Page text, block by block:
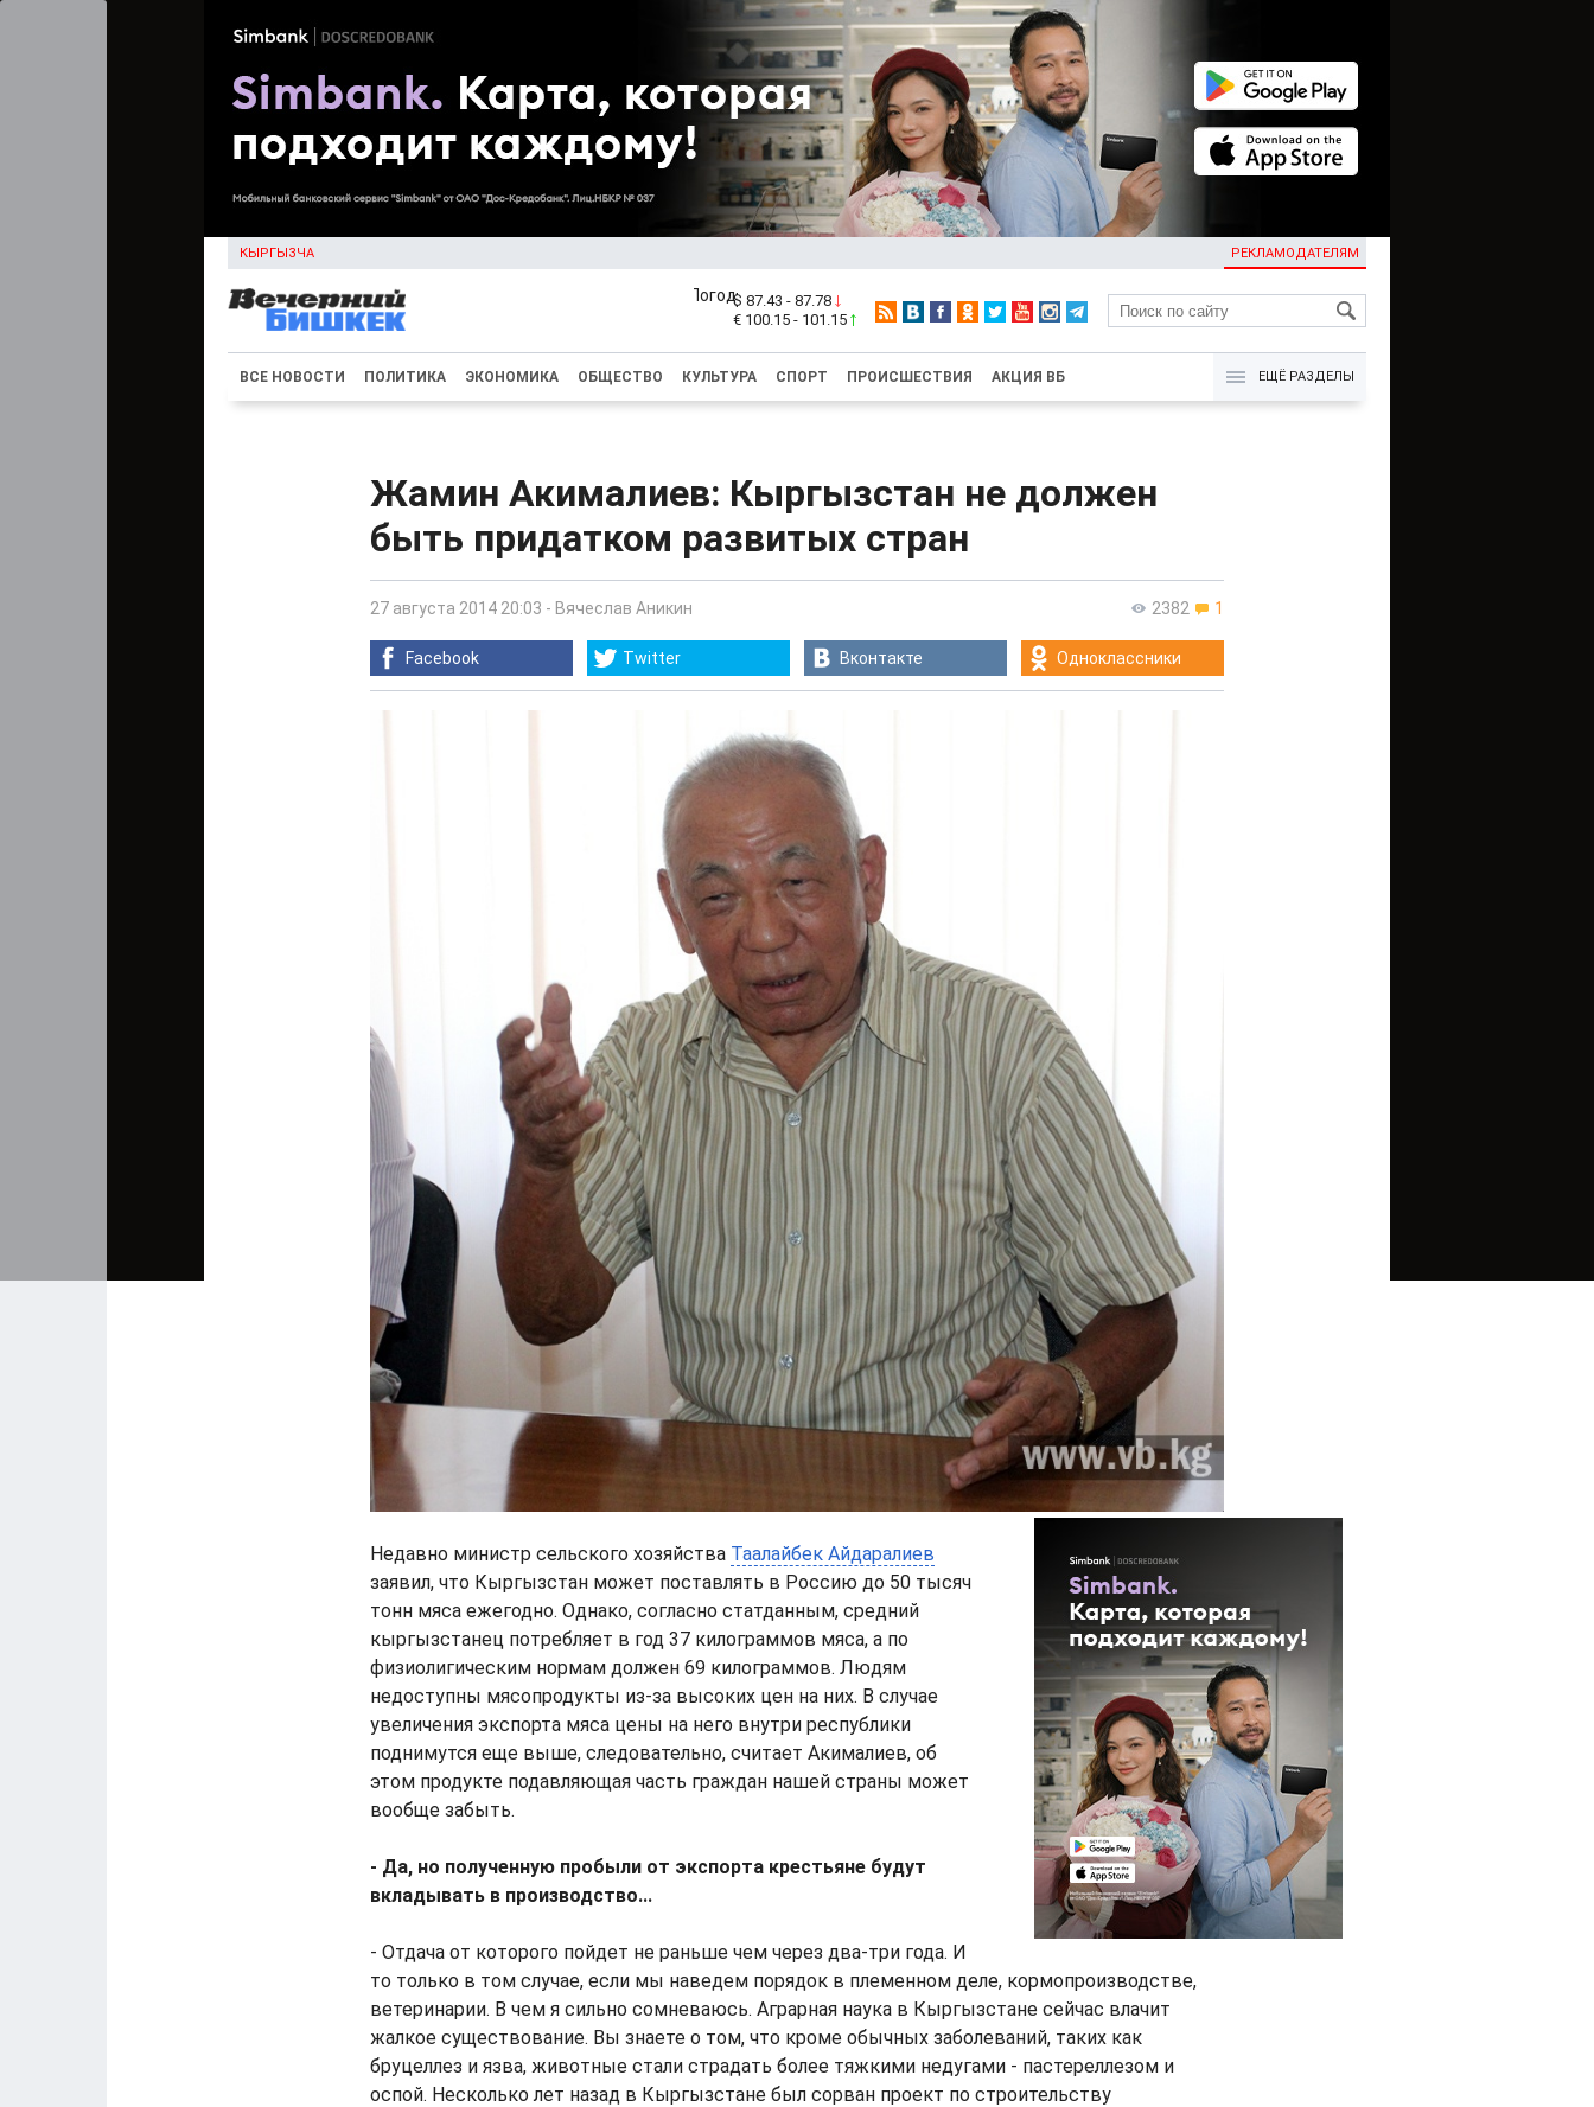
КЫРГЫЗЧА РЕКЛАМОДАТЕЛЯМ
KG
$ 87.43 - 87.78
€ 100.15 - 101.15
ВСЕ НОВОСТИ ПОЛИТИКА ЭКОНОМИКА ОБЩЕСТВО КУЛЬТУРА СПОРТ ПРОИСШЕСТВИЯ АКЦИЯ ВБ ЕЩЁ РАЗДЕЛЫ
Жамин Акималиев: Кыргызстан не должен
быть придатком развитых стран
2382 1
27 августа 2014 20:03 - Вячеслав Аникин
Facebook Twitter Вконтакте Одноклассники
Недавно министр сельского хозяйства Таалайбек Айдаралиев
заявил, что Кыргызстан может поставлять в Россию до 50 тысяч
тонн мяса ежегодно. Однако, согласно статданным, средний
кыргызстанец потребляет в год 37 килограммов мяса, а по
физиолигическим нормам должен 69 килограммов. Людям
недоступны мясопродукты из-за высоких цен на них. В случае
увеличения экспорта мяса цены на него внутри республики
поднимутся еще выше, следовательно, считает Акималиев, об
этом продукте подавляющая часть граждан нашей страны может
вообще забыть.
- Да, но полученную пробыли от экспорта крестьяне будут
вкладывать в производство...
- Отдача от которого пойдет не раньше чем через два-три года. И
то только в том случае, если мы наведем порядок в племенном деле, кормопроизводстве,
ветеринарии. В чем я сильно сомневаюсь. Аграрная наука в Кыргызстане сейчас влачит
жалкое существование. Вы знаете о том, что кроме обычных заболеваний, таких как
бруцеллез и язва, животные стали страдать более тяжкими недугами - пастереллезом и
оспой. Несколько лет назад в Кыргызстане был сорван проект по строительству